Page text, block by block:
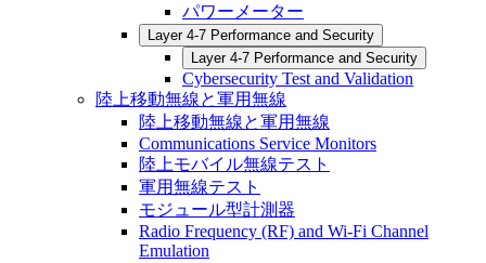
パワーメーター
Layer 4-7 Performance and Security
Layer 4-7 Performance and Security
Cybersecurity Test and Validation
陸上移動無線と軍用無線
陸上移動無線と軍用無線
Communications Service Monitors
陸上モバイル無線テスト
軍用無線テスト
モジュール型計測器
Radio Frequency (RF) and Wi-Fi Channel
Emulation